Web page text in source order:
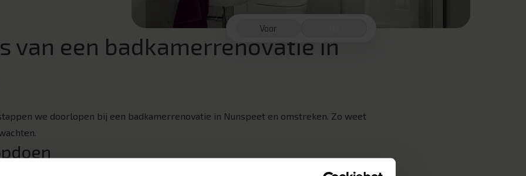
Voor
van een badkamerrenovatie in
we doorlopen bij een badkamerrenovatie in Nunspeet en omstreken. Zo weet
met inspiratie opdoen. Heeft u al mooie badkamers gezien? Wij helpen u graag